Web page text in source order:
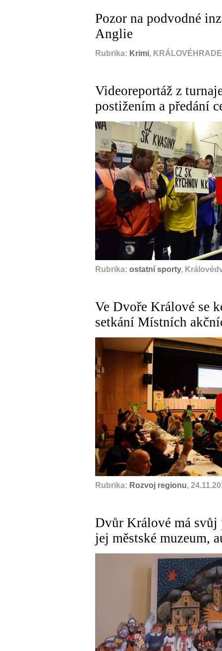
Pozor na podvodné
Anglie
Rubrika: Krimi,
Videoreportáž z
postižením a předání
Rubrika: ostatní sporty,
Ve Dvoře Králové se
setkání Místních
Rubrika: Rozvoj regionu,
Dvůr Králové má svůj
jej městské muzeum,